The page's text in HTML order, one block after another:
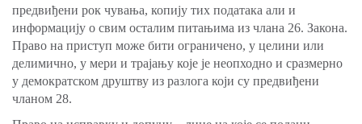
предвиђени рок чувања, копију тих података али и
информацију о свим осталим питањима из члана 26. Закона.
Право на приступ може бити ограничено, у целини или
делимично, у мери и трајању које је неопходно и сразмерно
у демократском друштву из разлога који су предвиђени
чланом 28.